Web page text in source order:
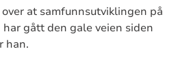
over at samfunnsutviklingen på
har gått den gale veien siden
han.